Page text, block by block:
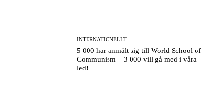
INTERNATIONELLT
5 000 har anmält sig till World School of
Communism – 3 000 vill gå med i våra
led!